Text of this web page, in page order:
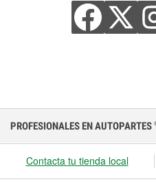
PROFESIONALES EN AUTOPARTES
Contacta tu tienda local